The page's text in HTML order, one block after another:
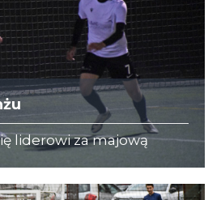
liderowi za majową
w hicie zawodnicy